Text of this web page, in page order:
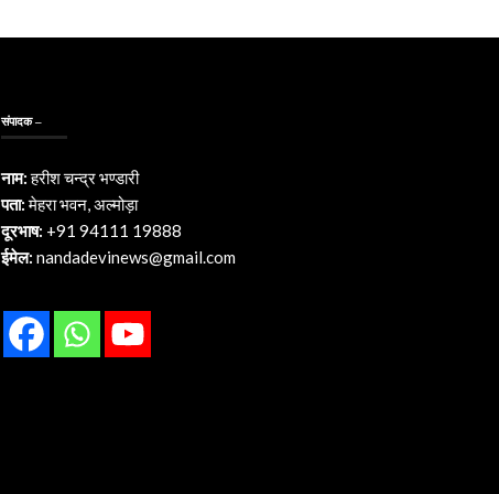
संपादक –
नाम:हरीश चन्द्र भण्डारी
पता:मेहरा भवन, अल्मोड़ा
दूरभाष: +91 94111 19888
ईमेल:nandadevinews@gmail.com